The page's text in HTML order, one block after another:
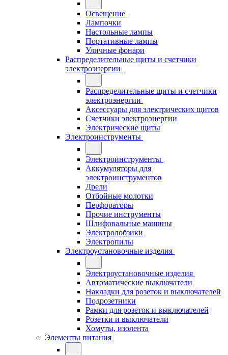
Освещение
Лампочки
Настольные лампы
Портативные лампы
Уличные фонари
Распределительные щиты и счетчики
электроэнергии
Распределительные щиты и счетчики
электроэнергии
Аксессуары для электрических щитов
Счетчики электроэнергии
Электрические щиты
Электроинструменты
Электроинструменты
Аккумуляторы для
электроинструментов
Дрели
Отбойные молотки
Перфораторы
Прочие инструменты
Шлифовальные машины
Электролобзики
Электропилы
Электроустановочные изделия
Электроустановочные изделия
Автоматические выключатели
Накладки для розеток и выключателей
Подрозетники
Рамки для розеток и выключателей
Розетки и выключатели
Хомуты, изолента
Элементы питания